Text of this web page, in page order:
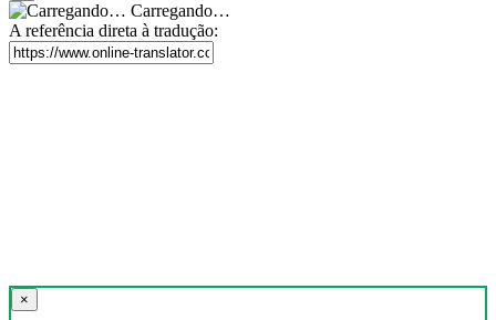
Carregando…
A referência direta à tradução:
×